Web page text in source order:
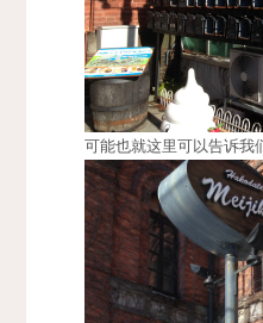
可能也就这里可以告诉我